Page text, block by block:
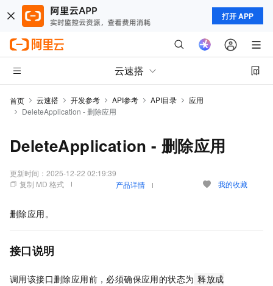
打开 APP
云速搭
首页 云速搭 开发参考 API参考 API目录
应用
DeleteApplication - 删除应用
DeleteApplication - 删除应用
更新时间： 2025-12-22 02:19:39
复制 MD 格式
产品详情 我的收藏
删除应用。
接口说明
调用该接口删除应用前，必须确保应用的状态为 释放成